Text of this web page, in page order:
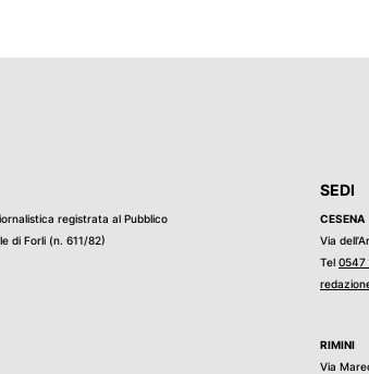
registrata al Pubblico
di Forli (n. 611/82)
SEDI
CESENA
Via
Tel 0547
RIMINI
Via